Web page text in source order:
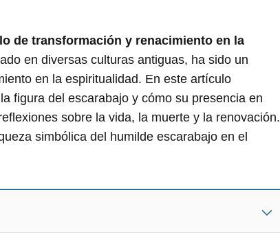
de transformación y renacimiento en la
en diversas culturas antiguas, ha sido un
en la espiritualidad. En este artículo
figura del escarabajo y cómo su presencia en
sobre la vida, la muerte y la renovación.
simbólica del humilde escarabajo en el